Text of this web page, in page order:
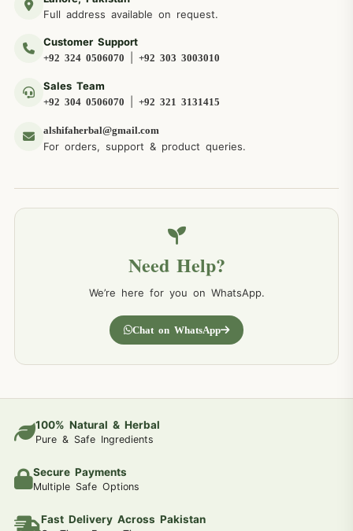
Full address available on request.
Customer Support
+92 324 0506070 +92 303 3003010
Sales Team
+92 304 0506070 +92 321 3131415
alshifaherbal@gmail.com
For orders, support & product queries.
Need Help?
We’re here for you on WhatsApp.
Chat on WhatsApp
100% Natural & Herbal
Pure & Safe Ingredients
Secure Payments
Multiple Safe Options
Fast Delivery Across Pakistan